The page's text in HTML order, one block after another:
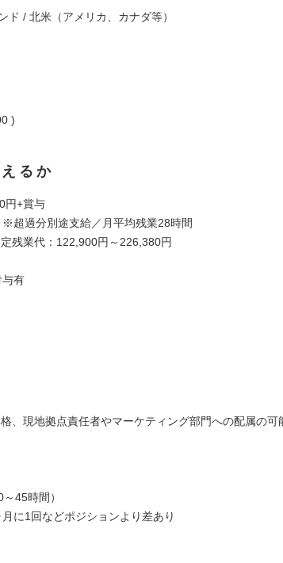
ド / 北米（アメリカ、カナダ等）
)
るか
円+賞与
超過分別途支給／月平均残業28時間
残業代：122,900円～226,380円
与有
、現地拠点責任者やマーケティング部門への配属の可
45時間）
に1回などポジションより差あり